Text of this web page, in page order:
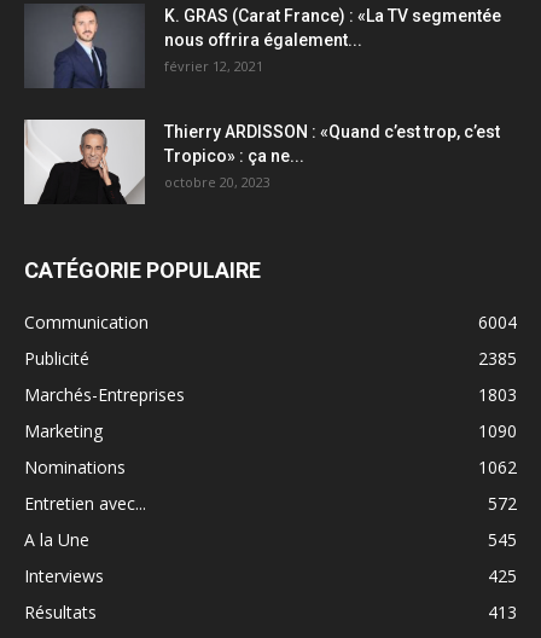
K. GRAS (Carat France) : «La TV segmentée
nous offrira également...
février 12, 2021
Thierry ARDISSON : «Quand c’est trop, c’est
Tropico» : ça ne...
octobre 20, 2023
CATÉGORIE POPULAIRE
Communication
6004
Publicité
2385
Marchés-Entreprises
1803
Marketing
1090
Nominations
1062
Entretien avec...
572
A la Une
545
Interviews
425
Résultats
413